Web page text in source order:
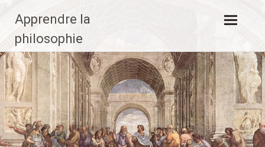
contenu
principal
Apprendre la
philosophie